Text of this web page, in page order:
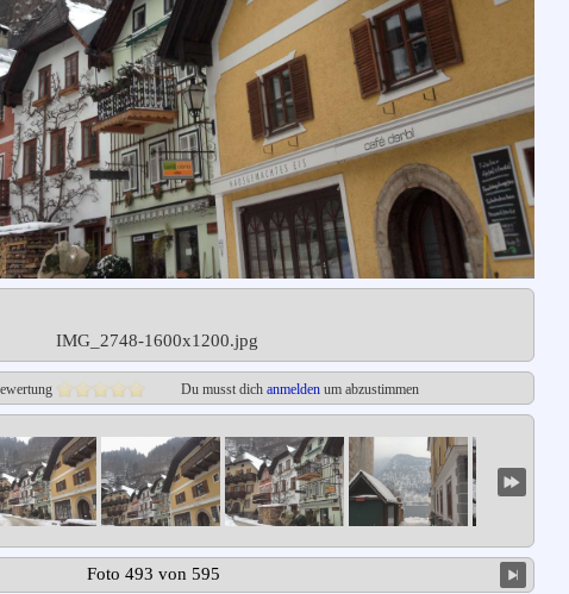
IMG_2748-1600x1200.jpg
Du musst dich anmelden um abzustimmen
Foto 493 von 595